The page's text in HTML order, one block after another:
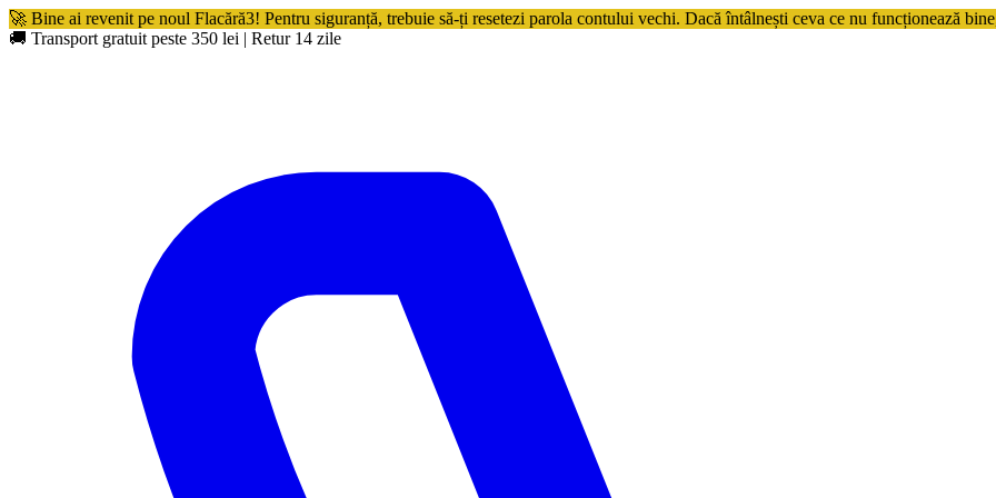
🚀 Bine ai revenit pe noul Flacără3! Pentru siguranță, trebuie să-ți resetezi parola contului vechi. Dacă întâlnești ceva ce nu funcționează
🚚 Transport gratuit peste 350 lei | Retur 14 zile